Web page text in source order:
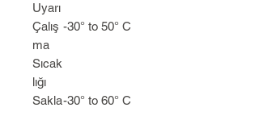
Uyarı
Çalış
ma
Sıcak
lığı
-30° to 50° C
Sakla-30° to 60° C